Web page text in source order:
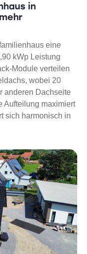
in
eine
kWp Leistung
Module verteilen
wobei 20
anderen Dachseite
Aufteilung maximiert
sich harmonisch in